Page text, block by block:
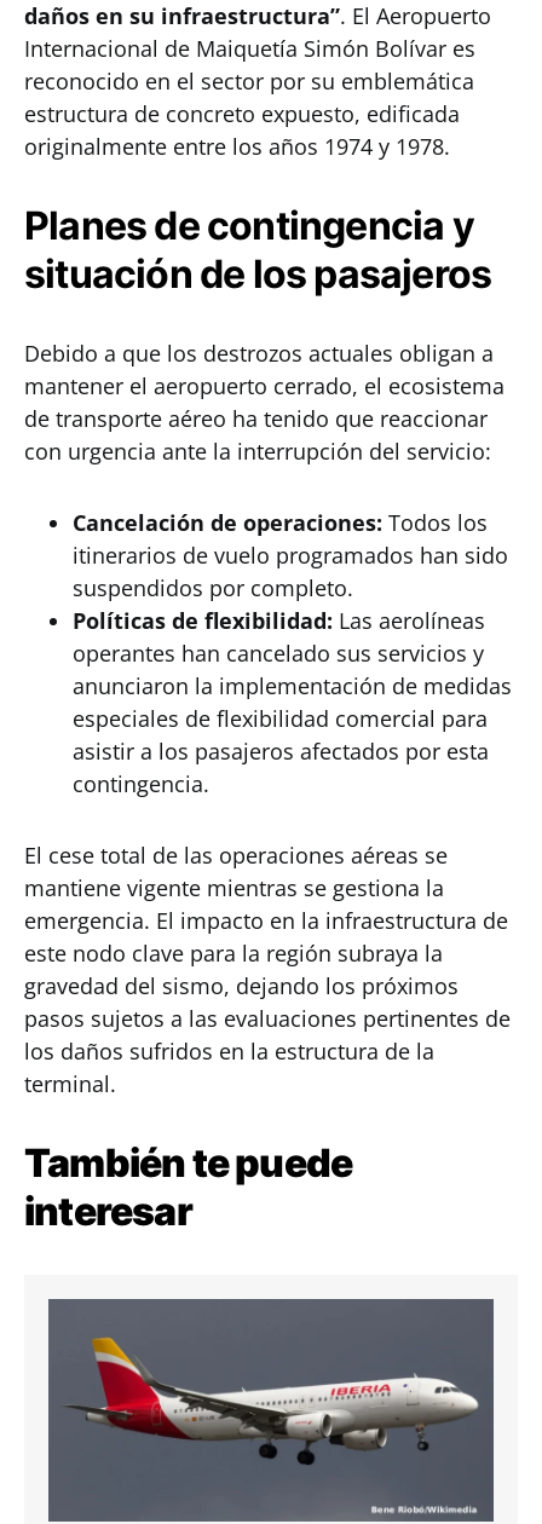
daños en su infraestructura”. El Aeropuerto
Internacional de Maiquetía Simón Bolívar es
reconocido en el sector por su emblemática
estructura de concreto expuesto, edificada
originalmente entre los años 1974 y 1978.
Planes de contingencia y
situación de los pasajeros
Debido a que los destrozos actuales obligan a
mantener el aeropuerto cerrado, el ecosistema
de transporte aéreo ha tenido que reaccionar
con urgencia ante la interrupción del servicio:
Cancelación de operaciones: Todos los
itinerarios de vuelo programados han sido
suspendidos por completo.
Políticas de flexibilidad: Las aerolíneas
operantes han cancelado sus servicios y
anunciaron la implementación de medidas
especiales de flexibilidad comercial para
asistir a los pasajeros afectados por esta
contingencia.
El cese total de las operaciones aéreas se
mantiene vigente mientras se gestiona la
emergencia. El impacto en la infraestructura de
este nodo clave para la región subraya la
gravedad del sismo, dejando los próximos
pasos sujetos a las evaluaciones pertinentes de
los daños sufridos en la estructura de la
terminal.
También te puede
interesar